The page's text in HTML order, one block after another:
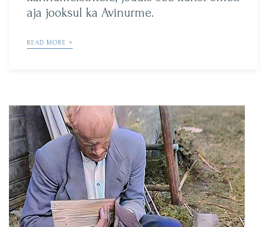
aja jooksul ka Avinurme.
READ MORE >